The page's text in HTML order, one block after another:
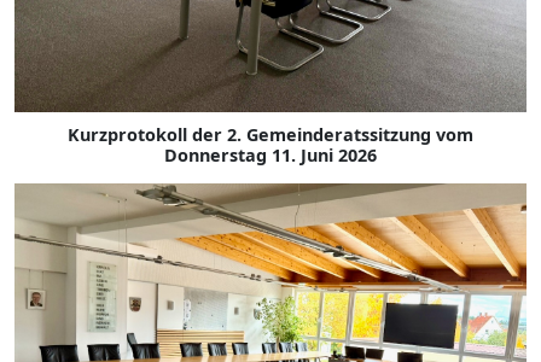
Kurzprotokoll der 2. Gemeinderatssitzung vom
Donnerstag 11. Juni 2026